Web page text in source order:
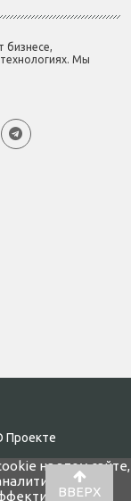
Мы
Проекте
ВВЕРХ
на этом сайте,